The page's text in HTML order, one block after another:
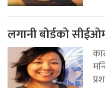
लगानी बोर्डको